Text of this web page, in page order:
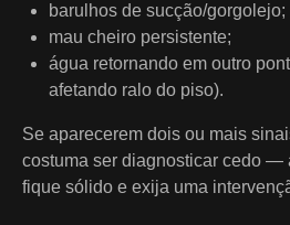
barulhos de sucção/gorgolejo;
mau cheiro persistente;
água retornando em outro
afetando ralo do piso).
Se aparecerem dois ou mais
costuma ser diagnosticar cedo —
fique sólido e exija uma